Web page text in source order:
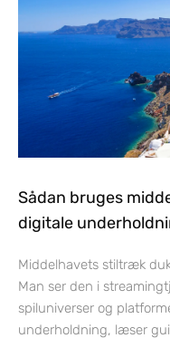
Sådan bruges
digitale
Middelhavets stiltræk
Man ser den i
spiluniverser og
underholdning, læser